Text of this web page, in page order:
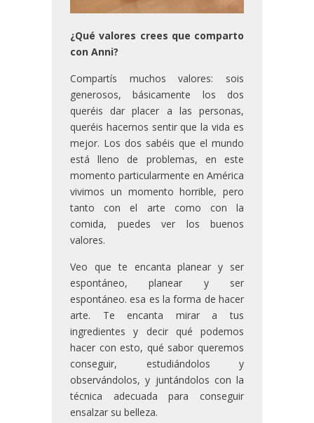
¿Qué valores crees que comparto
con Anni?
Compartís muchos valores: sois
generosos, básicamente los dos
queréis dar placer a las personas,
queréis hacernos sentir que la vida es
mejor. Los dos sabéis que el mundo
está lleno de problemas, en este
momento particularmente en América
vivimos un momento horrible, pero
tanto con el arte como con la
comida, puedes ver los buenos
valores.
Veo que te encanta planear y ser
espontáneo, planear y ser
espontáneo. esa es la forma de hacer
arte. Te encanta mirar a tus
ingredientes y decir qué podemos
hacer con esto, qué sabor queremos
conseguir, estudiándolos y
observándolos, y juntándolos con la
técnica adecuada para conseguir
ensalzar su belleza.